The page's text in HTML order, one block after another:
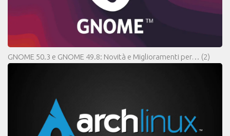
GNOME 50.3 e GNOME 49.8: Novità e Miglioramenti per… (2)